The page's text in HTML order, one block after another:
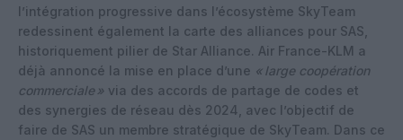
l’intégration progressive dans l’écosystème SkyTeam
redessinent également la carte des alliances pour SAS,
historiquement pilier de Star Alliance. Air France-KLM a
déjà annoncé la mise en place d’une « large coopération
commerciale » via des accords de partage de codes et
des synergies de réseau dès 2024, avec l’objectif de
faire de SAS un membre stratégique de SkyTeam. Dans ce